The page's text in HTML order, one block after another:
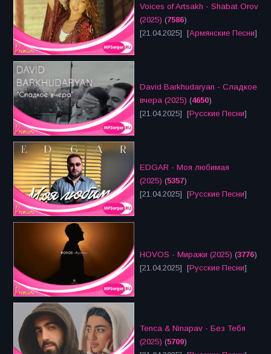
Voices of Artsakh - Shabat Orov
(2025) (7586)
[21.04.2025] [Армянские Песни]
David Barkhudaryan - Сладкое
вчера (2025) (4650)
[21.04.2025] [Русские Песни]
EDGAR - Моя любимая
(2025) (5357)
[21.04.2025] [Русские Песни]
HOVOS - Миражи (2025) (3776)
[21.04.2025] [Русские Песни]
Tenca & Ninapav - Без Тебя
(2025) (5709)